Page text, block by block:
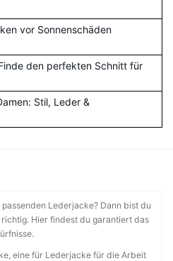
vor Sonnenschäden
den perfekten Schnitt für
Stil, Leder &
Lederjacke? Dann bist du
Hier findest du garantiert das
eine für Lederjacke für die Arbeit